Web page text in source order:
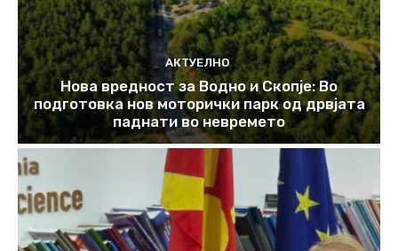
АКТУЕЛНО
Нова вредност за Водно и Скопје: Во
подготовка нов моторички парк од дрвјата
паднати во невремето